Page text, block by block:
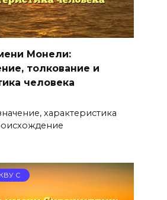
Монели:
толкование и
человека
характеристика
С